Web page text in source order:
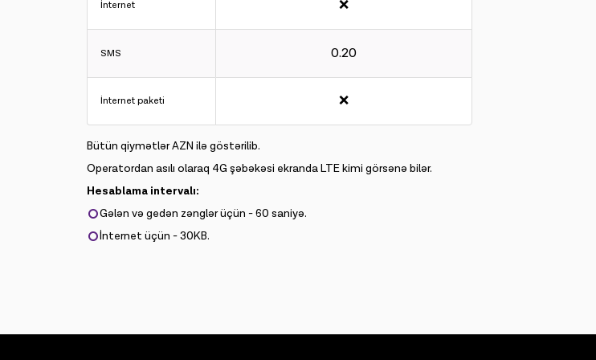
İnternet
SMS
İnternet paketi
❌
0.20
❌
Bütün qiymətlər AZN ilə göstərilib.
Operatordan asılı olaraq 4G şəbəkəsi ekranda LTE kimi görsənə bilər.
Hesablama intervalı:
Gələn və gedən zənglər üçün - 60 saniyə.
İnternet üçün - 30KB.